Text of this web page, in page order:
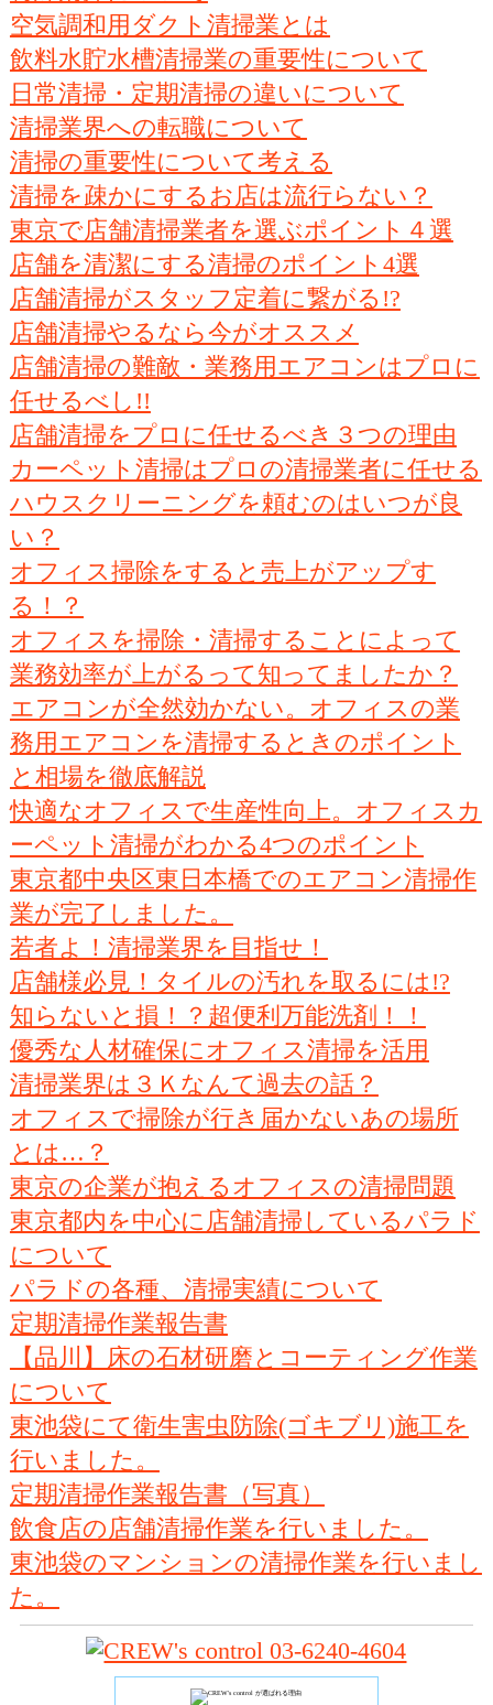
空気調和用ダクト清掃業とは
飲料水貯水槽清掃業の重要性について
日常清掃・定期清掃の違いについて
清掃業界への転職について
清掃の重要性について考える
清掃を疎かにするお店は流行らない？
東京で店舗清掃業者を選ぶポイント４選
店舗を清潔にする清掃のポイント4選
店舗清掃がスタッフ定着に繋がる!?
店舗清掃やるなら今がオススメ
店舗清掃の難敵・業務用エアコンはプロに
任せるべし!!
店舗清掃をプロに任せるべき３つの理由
カーペット清掃はプロの清掃業者に任せる
ハウスクリーニングを頼むのはいつが良
い？
オフィス掃除をすると売上がアップす
る！？
オフィスを掃除・清掃することによって
業務効率が上がるって知ってましたか？
エアコンが全然効かない。オフィスの業
務用エアコンを清掃するときのポイント
と相場を徹底解説
快適なオフィスで生産性向上。オフィスカ
ーペット清掃がわかる4つのポイント
東京都中央区東日本橋でのエアコン清掃作
業が完了しました。
若者よ！清掃業界を目指せ！
店舗様必見！タイルの汚れを取るには!?
知らないと損！？超便利万能洗剤！！
優秀な人材確保にオフィス清掃を活用
清掃業界は３Ｋなんて過去の話？
オフィスで掃除が行き届かないあの場所
とは…？
東京の企業が抱えるオフィスの清掃問題
東京都内を中心に店舗清掃しているパラド
について
パラドの各種、清掃実績について
定期清掃作業報告書
【品川】床の石材研磨とコーティング作業
について
東池袋にて衛生害虫防除(ゴキブリ)施工を
行いました。
定期清掃作業報告書（写真）
飲食店の店舗清掃作業を行いました。
東池袋のマンションの清掃作業を行いまし
た。